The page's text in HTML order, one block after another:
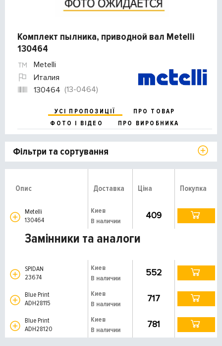
Комплект пылника, приводной вал Metelli
130464
Metelli
Италия
130464 (13-0464)
УСІ ПРОПОЗИЦІЇ
ПРО ТОВАР
ФОТО І ВІДЕО
ПРО ВИРОБНИКА
Фільтри та сортування
Опис Доставка Ціна Покупка
Metelli
130464
Киев
В наличии
409
Замінники та аналоги
SPIDAN
23674
Киев
В наличии
552
Blue Print
ADH28115
Киев
В наличии
717
Blue Print
ADH28120
Киев
В наличии
781